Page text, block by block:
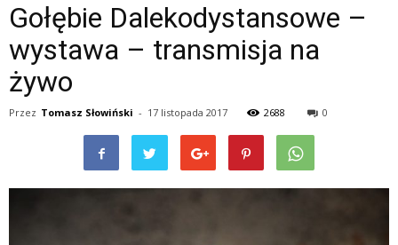
Gołębie Dalekodystansowe –
wystawa – transmisja na
żywo
Przez Tomasz Słowiński - 17 listopada 2017 2688 0